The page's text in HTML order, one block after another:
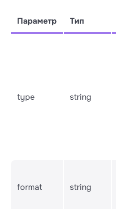
Параметр Тип
type string
format string